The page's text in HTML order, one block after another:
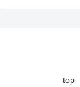
top